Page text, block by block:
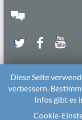
2026 beiDie Kitarechtler
Diese Seite
verbessern.
Infos gibt es
Cookie-